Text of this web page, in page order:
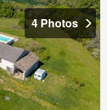
4 Photos